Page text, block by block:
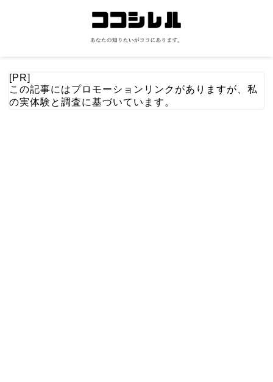
[PR]
この記事にはプロモーションリンクがありますが、私
の実体験と調査に基づいています。